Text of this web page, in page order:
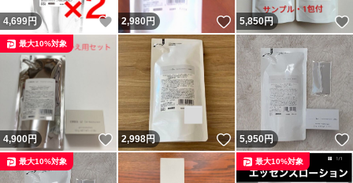
4,699円 いいね！
2,980円 いいね！
5,850円
4,900円 いいね！
最大10%対象
2,998円 いいね！
5,950円
最大10%対象 最大10%対象